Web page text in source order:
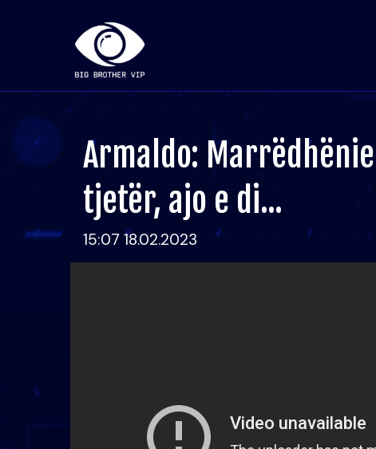
Armaldo:
tjetër, ajo e di...
15:07 18.02.2023